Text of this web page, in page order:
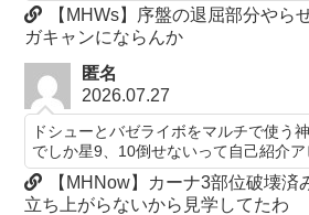
【MHWs】序盤の退屈部分やら
ガキャンにならんか
匿名
2026.07.27
ドシューとバゼライボをマルチで使う
でしか星9、10倒せないって自己紹介ア
【MHNow】カーナ3部位破壊済
立ち上がらないから見学してたわ